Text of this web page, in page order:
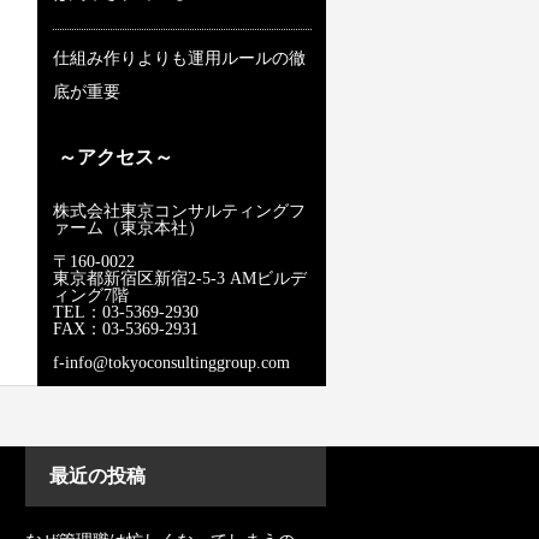
仕組み作りよりも運用ルールの徹
底が重要
～アクセス～
株式会社東京コンサルティングフ
ァーム（東京本社）
〒160-0022
東京都新宿区新宿2-5-3 AMビルデ
ィング7階
TEL：03-5369-2930
FAX：03-5369-2931
f-info@tokyoconsultinggroup.com
最近の投稿